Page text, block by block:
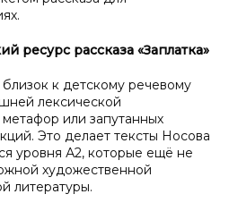
ресурс рассказа «Заплатка»
к детскому речевому
лексической
или запутанных
Это делает тексты Носова
уровня А2, которые ещё не
художественной
литературы.